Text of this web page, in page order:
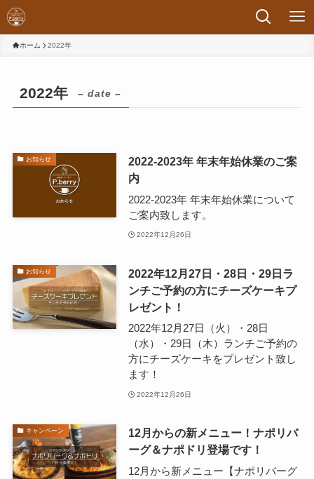
ホーム 2022年
2022年 – date –
お知らせ
2022-2023年 年末年始休業のご案
内
2022-2023年 年末年始休業について
ご案内致します。
2022年12月26日
お知らせ
2022年12月27日・28日・29日ラ
ンチご予約の方にチーズケーキプ
レゼント！
2022年12月27日（火）・28日
（水）・29日（木）ランチご予約の
方にチーズケーキをプレゼント致し
ます！
2022年12月26日
キャンペーン
12月からの新メニュー！ナポリバ
ーグ＆ナポドリ登場です！
12月から新メニュー【ナポリバーグ